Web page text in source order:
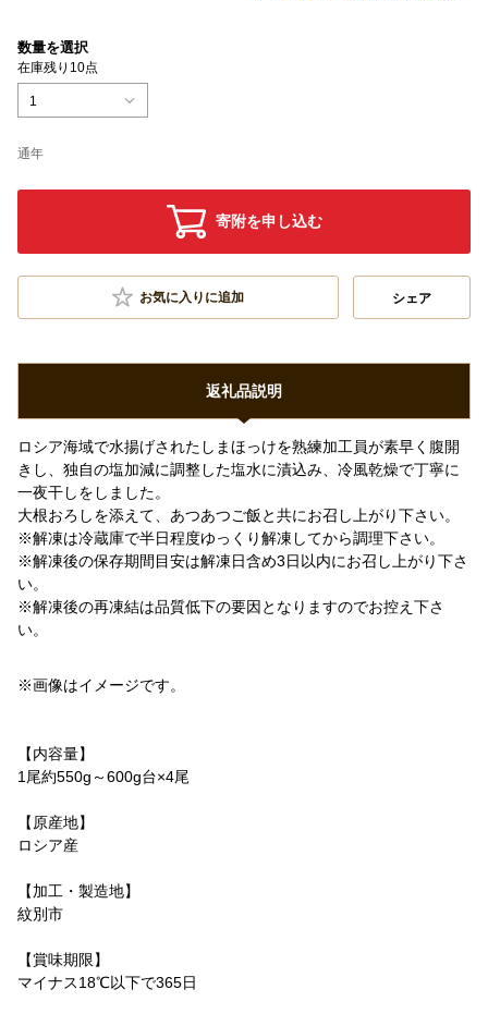
数量を選択
在庫残り10点
1
通年
寄附を申し込む
お気に入りに追加 シェア
返礼品説明
ロシア海域で水揚げされたしまほっけを熟練加工員が素早く腹開
きし、独自の塩加減に調整した塩水に漬込み、冷風乾燥で丁寧に
一夜干しをしました。
大根おろしを添えて、あつあつご飯と共にお召し上がり下さい。
※解凍は冷蔵庫で半日程度ゆっくり解凍してから調理下さい。
※解凍後の保存期間目安は解凍日含め3日以内にお召し上がり下さ
い。
※解凍後の再凍結は品質低下の要因となりますのでお控え下さ
い。
※画像はイメージです。
【内容量】
1尾約550g～600g台×4尾
【原産地】
ロシア産
【加工・製造地】
紋別市
【賞味期限】
マイナス18℃以下で365日